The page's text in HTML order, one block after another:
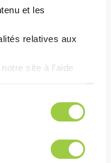
et les
relatives aux
site à l’aide
Pas de
modifier à
l'onglet Gérer